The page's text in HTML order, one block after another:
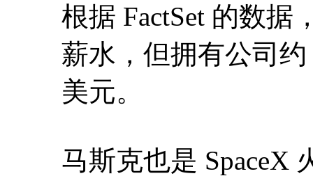
根据 FactSet 的数据
薪水，但拥有公司
美元。
马斯克也是 SpaceX